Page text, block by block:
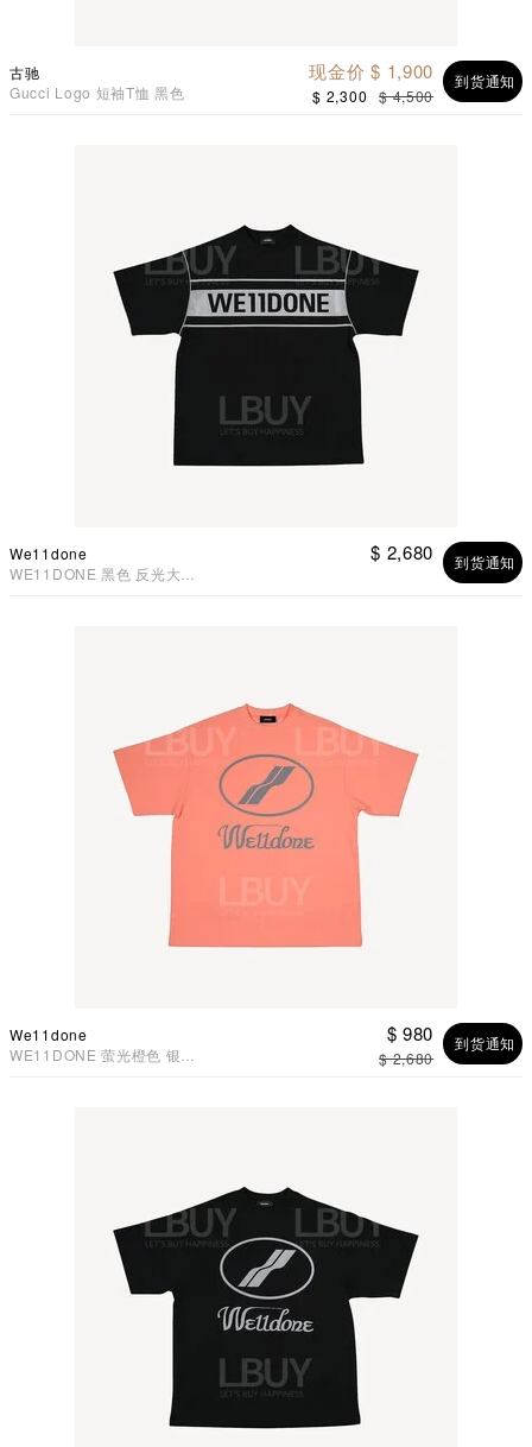
古驰
Gucci Logo 短袖T恤 黑色
到货通知
现金价 $ 1,900
$ 2,300 $ 4,500
We11done
WE11DONE 黑色 反光大
到货通知
$ 2,680
We11done
WE11DONE 萤光橙色 银反
到货通知
$ 980
$ 2,680